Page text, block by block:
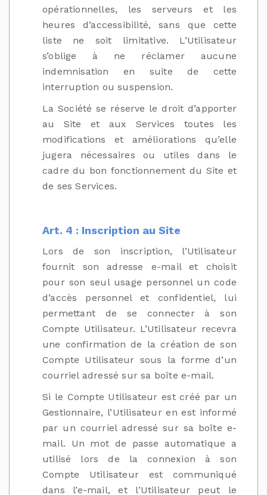
opérationnelles, les serveurs et les
heures d’accessibilité, sans que cette
liste ne soit limitative. L’Utilisateur
s’oblige à ne réclamer aucune
indemnisation en suite de cette
interruption ou suspension.
La Société se réserve le droit d’apporter
au Site et aux Services toutes les
modifications et améliorations qu’elle
jugera nécessaires ou utiles dans le
cadre du bon fonctionnement du Site et
de ses Services.
Art. 4 : Inscription au Site
Lors de son inscription, l’Utilisateur
fournit son adresse e-mail et choisit
pour son seul usage personnel un code
d’accès personnel et confidentiel, lui
permettant de se connecter à son
Compte Utilisateur. L’Utilisateur recevra
une confirmation de la création de son
Compte Utilisateur sous la forme d’un
courriel adressé sur sa boîte e-mail.
Si le Compte Utilisateur est créé par un
Gestionnaire, l’Utilisateur en est informé
par un courriel adressé sur sa boîte e-
mail. Un mot de passe automatique a
utilisé lors de la connexion à son
Compte Utilisateur est communiqué
dans l’e-mail, et l’Utilisateur peut le